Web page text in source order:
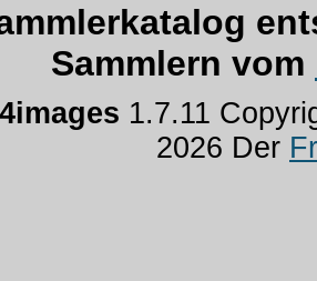
Sammlern vom
4images 1.7.11
2026 Der